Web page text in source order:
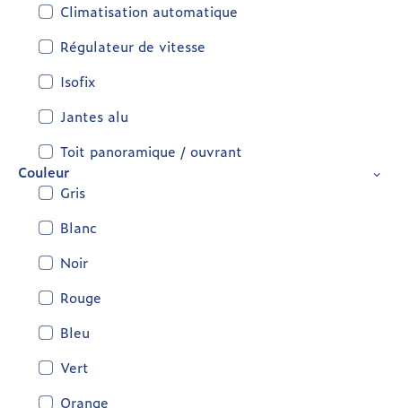
Climatisation automatique
Régulateur de vitesse
Isofix
Jantes alu
Toit panoramique / ouvrant
Couleur
Gris
Blanc
Noir
Rouge
Bleu
Vert
Orange